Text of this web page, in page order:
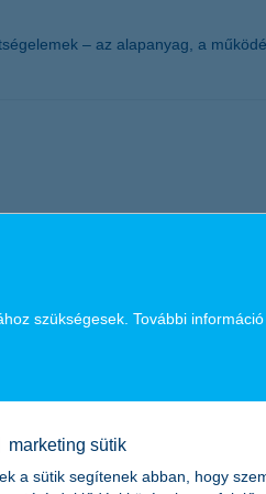
– az alapanyag, a
a tavalyi 32 millió forinttal a
szükségesek. További
marketing sütik
a sütik segítenek abban, hogy